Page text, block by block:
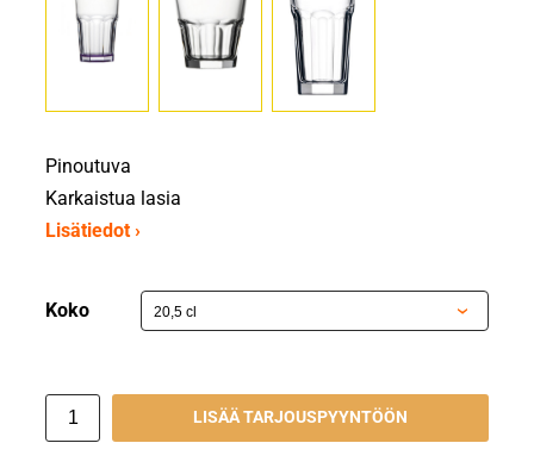
Pinoutuva
Karkaistua lasia
Lisätiedot ›
Koko
LISÄÄ TARJOUSPYYNTÖÖN